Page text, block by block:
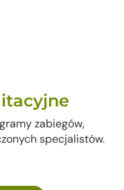
zabiegów,
specjalistów.